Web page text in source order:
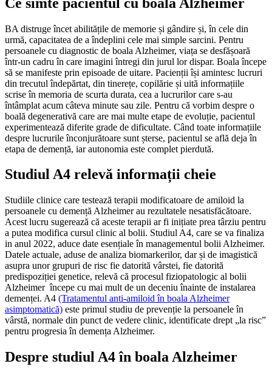
BA distruge încet abilitățile de memorie și gândire și, în cele din
urmă, capacitatea de a îndeplini cele mai simple sarcini. Pentru
persoanele cu diagnostic de boala Alzheimer, viața se desfășoară
într-un cadru în care imagini întregi din jurul lor dispar. Boala începe
să se manifeste prin episoade de uitare. Pacienții își amintesc lucruri
din trecutul îndepărtat, din tinerețe, copilărie și uită informațiile
scrise în memoria de scurta durata, cea a lucrurilor care s-au
întâmplat acum câteva minute sau zile. Pentru că vorbim despre o
boală degenerativă care are mai multe etape de evoluție, pacientul
experimentează diferite grade de dificultate. Când toate informațiile
despre lucrurile înconjurătoare sunt șterse, pacientul se află deja în
etapa de demență, iar autonomia este complet pierdută.
Studiul A4 relevă informații cheie
Studiile clinice care testează terapii modificatoare de amiloid la
persoanele cu demență Alzheimer au rezultatele nesatisfăcătoare.
Acest lucru sugerează că aceste terapii ar fi inițiate prea târziu pentru
a putea modifica cursul clinic al bolii. Studiul A4, care se va finaliza
in anul 2022, aduce date esențiale în managementul bolii Alzheimer.
Datele actuale, aduse de analiza biomarkerilor, dar și de imagistică
asupra unor grupuri de risc fie datorită vârstei, fie datorită
predispoziției genetice, relevă că procesul fiziopatologic al bolii
Alzheimer începe cu mai mult de un deceniu înainte de instalarea
demenței. A4 (Tratamentul anti-amiloid în boala Alzheimer
asimptomatică) este primul studiu de prevenție la persoanele în
vârstă, normale din punct de vedere clinic, identificate drept „la risc”
pentru progresia în demența Alzheimer.
Despre studiul A4 în boala Alzheimer